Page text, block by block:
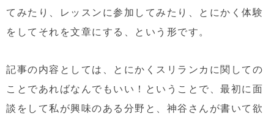
てみたり、レッスンに参加してみたり、とにかく体験
をしてそれを文章にする、という形です。
記事の内容としては、とにかくスリランカに関しての
ことであればなんでもいい！ということで、最初に面
談をして私が興味のある分野と、神谷さんが書いて欲